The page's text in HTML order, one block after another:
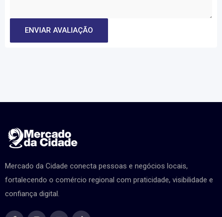
Mercado da Cidade conecta pessoas e negócios locais,
fortalecendo o comércio regional com praticidade, visibilidade e
confiança digital.